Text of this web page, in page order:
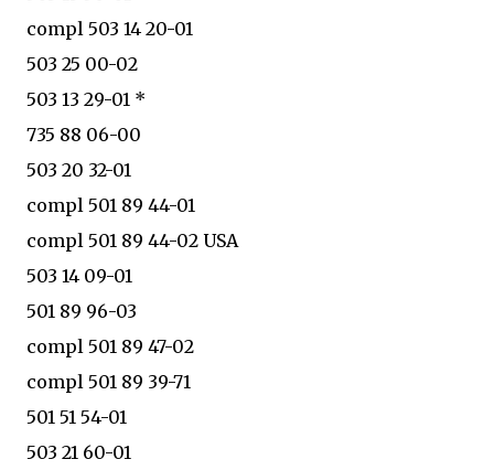
compl 503 14 20-01
503 25 00-02
503 13 29-01 *
735 88 06-00
503 20 32-01
compl 501 89 44-01
compl 501 89 44-02 USA
503 14 09-01
501 89 96-03
compl 501 89 47-02
compl 501 89 39-71
501 51 54-01
503 21 60-01